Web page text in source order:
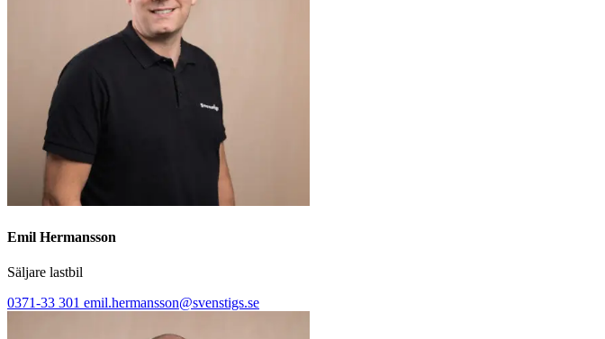
Emil Hermansson
Säljare lastbil
0371-33 301 emil.hermansson@svenstigs.se